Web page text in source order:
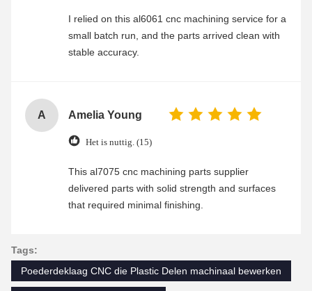
I relied on this al6061 cnc machining service for a
small batch run, and the parts arrived clean with
stable accuracy.
A Amelia Young
Het is nuttig. (15)
This al7075 cnc machining parts supplier
delivered parts with solid strength and surfaces
that required minimal finishing.
Tags:
Poederdeklaag CNC die Plastic Delen machinaal bewerken